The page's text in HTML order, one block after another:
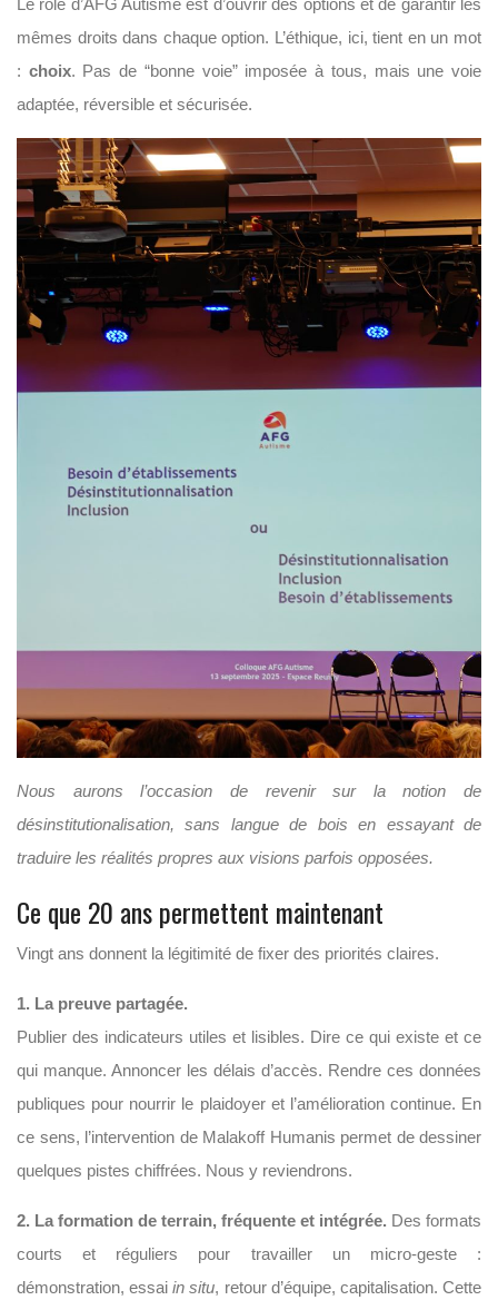
mêmes droits dans chaque option. L’éthique, ici, tient en un mot
: choix. Pas de “bonne voie” imposée à tous, mais une voie
adaptée, réversible et sécurisée.
Nous aurons l’occasion de revenir sur la notion de
désinstitutionalisation, sans langue de bois en essayant de
traduire les réalités propres aux visions parfois opposées.
Ce que 20 ans permettent maintenant
Vingt ans donnent la légitimité de fixer des priorités claires.
1. La preuve partagée.
Publier des indicateurs utiles et lisibles. Dire ce qui existe et ce
qui manque. Annoncer les délais d’accès. Rendre ces données
publiques pour nourrir le plaidoyer et l’amélioration continue. En
ce sens, l’intervention de Malakoff Humanis permet de dessiner
quelques pistes chiffrées. Nous y reviendrons.
2. La formation de terrain, fréquente et intégrée. Des formats
courts et réguliers pour travailler un micro-geste :
démonstration, essaiin situ, retour d’équipe, capitalisation. Cette